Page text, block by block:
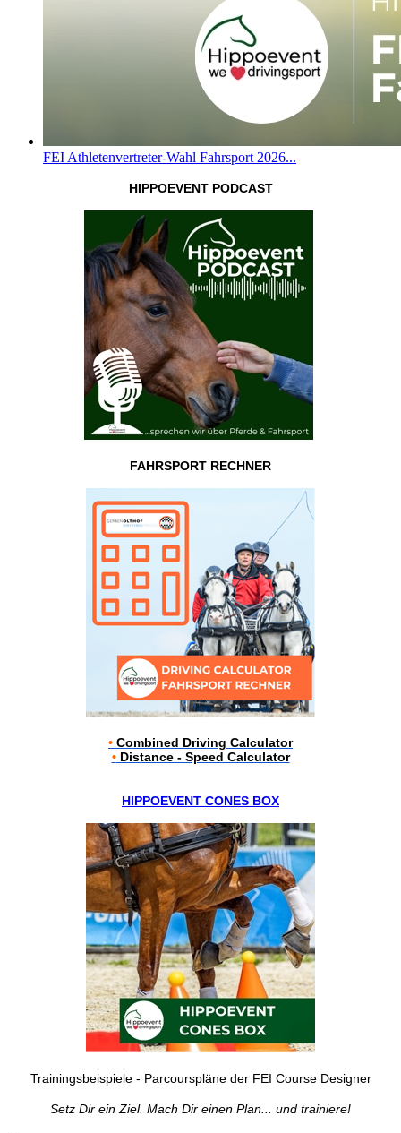
FEI Athletenvertreter-Wahl Fahrsport 2026...
HIPPOEVENT PODCAST
FAHRSPORT RECHNER
• Combined Driving Calculator
•Distance - Speed Calculator
HIPPOEVENT CONES BOX
Trainingsbeispiele - Parcourspläne der FEI Course Designer
Setz Dir ein Ziel. Mach Dir einen Plan... und trainiere!